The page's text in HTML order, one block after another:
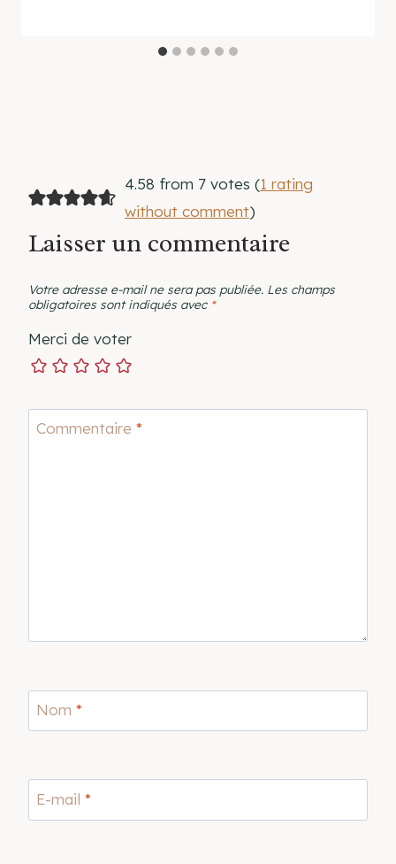
4.58 from 7 votes (1 rating
without comment)
Laisser un commentaire
Votre adresse e-mail ne sera pas publiée. Les champs
obligatoires sont indiqués avec *
Merci de voter
Commentaire *
Nom *
E-mail *